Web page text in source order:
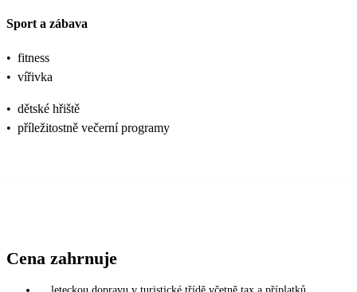
Sport a zábava
• fitness
• vířivka
• dětské hřiště
• příležitostně večerní programy
Cena zahrnuje